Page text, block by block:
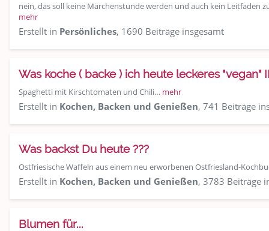
nein, das soll keine Märchenstunde werden und auch kein Leitfaden
mehr
Erstellt in Persönliches, 1690 Beiträge insgesamt
Was koche ( backe ) ich heute leckeres "vegan"
Spaghetti mit Kirschtomaten und Chili… mehr
Erstellt in Kochen, Backen und Genießen, 741 Beiträge
Was backst Du heute ???
Ostfriesische Waffeln aus einem neu erworbenen Ostfriesland-
Erstellt in Kochen, Backen und Genießen, 3783 Beiträge
Blumen für...